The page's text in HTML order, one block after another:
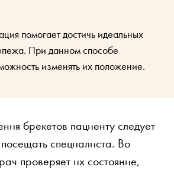
помогает достичь идеальных
При данном способе
изменять их положение.
брекетов пациенту следует
специалиста. Во
проверяет их состояние,